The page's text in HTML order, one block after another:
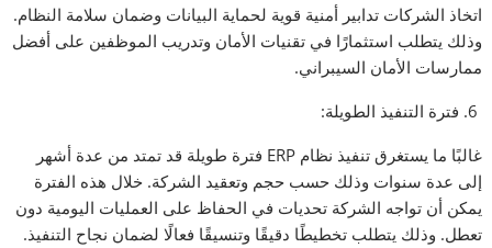
اتخاذ الشركات تدابير أمنية قوية لحماية البيانات وضمان سلامة النظام.
وذلك يتطلب استثمارًا في تقنيات الأمان وتدريب الموظفين على أفضل
ممارسات الأمان السيبراني.
غالبًا ما يستغرق تنفيذ نظام ERP فترة طويلة قد تمتد من عدة أشهر
إلى عدة سنوات وذلك حسب حجم وتعقيد الشركة. خلال هذه الفترة
يمكن أن تواجه الشركة تحديات في الحفاظ على العمليات اليومية دون
تعطل. وذلك يتطلب تخطيطًا دقيقًا وتنسيقًا فعالًا لضمان نجاح التنفيذ.